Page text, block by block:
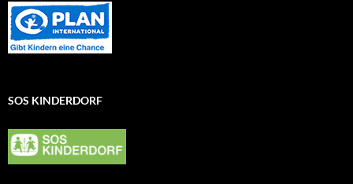
SOS KINDERDORF